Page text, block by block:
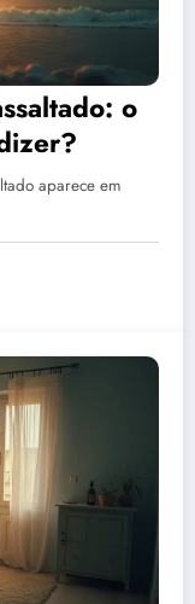
o
aparece em